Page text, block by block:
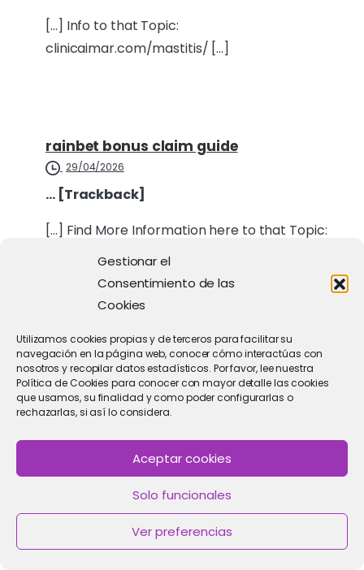
Gestionar el
Consentimiento de las
Cookies
Utilizamos cookies propias y de terceros para facilitar su
navegación en la página web, conocer cómo interactúas con
nosotros y recopilar datos estadísticos. Por favor, lee nuestra
Política de Cookies para conocer con mayor detalle las cookies
que usamos, su finalidad y como poder configurarlas o
rechazarlas, si así lo considera.
Aceptar cookies
Solo funcionales
Ver preferencias
[…] Info to that Topic:
clinicaimar.com/mastitis/ […]
rainbet bonus claim guide
29/04/2026
… [Trackback]
[…] Find More Information here to that Topic:
clinicaimar.com/mastitis/ […]
แทงหวยออนไลน์เกาหลี
27/04/2026
… [Trackback]
Topic: clinicaimar.com/mastitis/ […]
แทงบอลเกาหลี